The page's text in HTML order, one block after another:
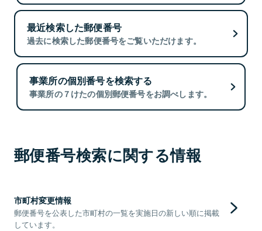
最近検索した郵便番号
過去に検索した郵便番号をご覧いただけます。
事業所の個別番号を検索する
事業所の７けたの個別郵便番号をお調べします。
郵便番号検索に関する情報
市町村変更情報
郵便番号を公表した市町村の一覧を実施日の新しい順に掲載
しています。